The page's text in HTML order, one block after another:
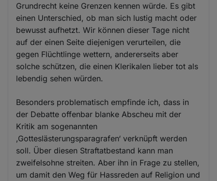
Grundrecht keine Grenzen kennen würde. Es gibt
einen Unterschied, ob man sich lustig macht oder
bewusst aufhetzt. Wir können dieser Tage nicht
auf der einen Seite diejenigen verurteilen, die
gegen Flüchtlinge wettern, andererseits aber
solche schützen, die einen Klerikalen lieber tot als
lebendig sehen würden.
Besonders problematisch empfinde ich, dass in
der Debatte offenbar blanke Abscheu mit der
Kritik am sogenannten
‚Gotteslästerungsparagrafen‘ verknüpft werden
soll. Über diesen Straftatbestand kann man
zweifelsohne streiten. Aber ihn in Frage zu stellen,
um damit den Weg für Hassreden auf Religion und